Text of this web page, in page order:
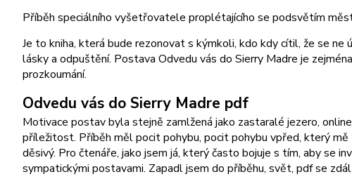
Příběh speciálního vyšetřovatele proplétajícího se podsvětím
Je to kniha, která bude rezonovat s kýmkoli, kdo kdy cítil, že se
lásky a odpuštění. Postava Odvedu vás do Sierry Madre je
prozkoumání.
Odvedu vás do Sierry Madre pdf
Motivace postav byla stejně zamlžená jako zastaralé jezero,
příležitost. Příběh měl pocit pohybu, pocit pohybu vpřed, který
děsivý. Pro čtenáře, jako jsem já, který často bojuje s tím, aby se
sympatickými postavami. Zapadl jsem do příběhu, svět, pdf se